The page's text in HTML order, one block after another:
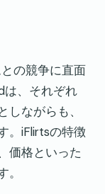
の競争に直面
は、それぞれ
ながらも、
。iFlirtsの特徴
価格といった